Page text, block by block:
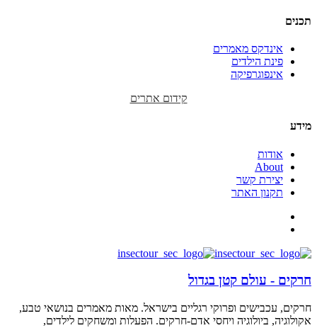
תכנים
אינדקס מאמרים
פינת הילדים
אינפוגרפיקה
קידום אתרים
מידע
אודות
About
יצירת קשר
תקנון האתר
חרקים - עולם קטן בגדול
חרקים, עכבישים ופרוקי רגליים בישראל. מאות מאמרים בנושאי טבע,
אקולוגיה, ביולוגיה ויחסי אדם-חרקים. הפעלות ומשחקים לילדים,